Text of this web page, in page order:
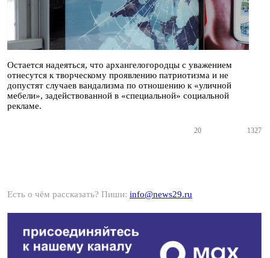
Остается надеяться, что архангелогородцы с уважением
отнесутся к творческому проявлению патриотизма и не
допустят случаев вандализма по отношению к «уличной
мебели», задействованной в «специальной» социальной
рекламе.
20 1327
Есть о чём рассказать? Пиши: info@news29.ru